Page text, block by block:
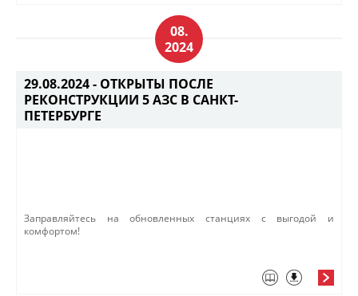
08.
2024
29.08.2024 - ОТКРЫТЫ ПОСЛЕ
РЕКОНСТРУКЦИИ 5 АЗС В САНКТ-
ПЕТЕРБУРГЕ
Заправляйтесь на обновленных станциях с выгодой и
комфортом!​​